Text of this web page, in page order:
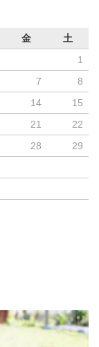
金 土
1
7
8
14
15
21
22
28
29